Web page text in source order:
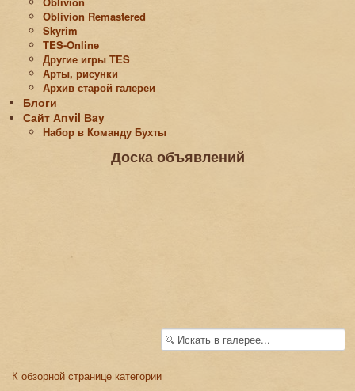
Oblivion Remastered
Skyrim
TES-Online
Другие игры TES
Арты, рисунки
Архив старой галереи
Блоги
Сайт Аnvil Вay
Набор в Команду Бухты
Доска объявлений
К обзорной странице категории